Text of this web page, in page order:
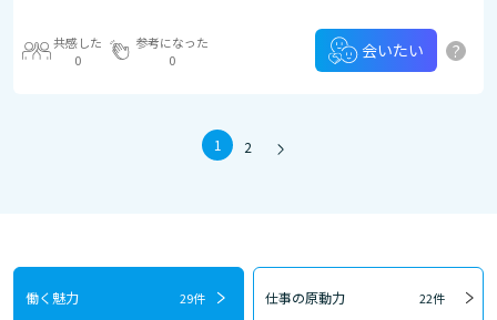
共感した
0
参考になった
0
会いたい ?
1 2
働く魅力 29件 仕事の原動力 22件